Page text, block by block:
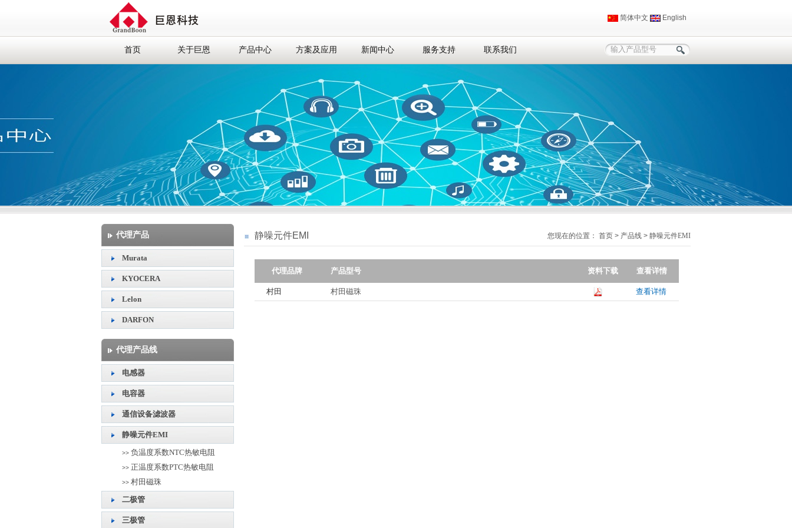
简体中文 English
首页 关于巨恩 产品中心 方案及应用 新闻中心 服务支持 联系我们
代理产品
Murata
KYOCERA
Lelon
DARFON
代理产品线
电感器
电容器
通信设备滤波器
静噪元件EMI
>> 负温度系数NTC热敏电阻
>> 正温度系数PTC热敏电阻
>> 村田磁珠
二极管
三极管
静噪元件EMI 您现在的位置： 首页 > 产品线 > 静噪元件EMI
代理品牌 产品型号 资料下载 查看详情
村田 村田磁珠 查看详情